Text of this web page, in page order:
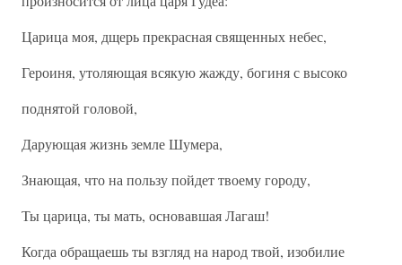
Царица моя, дщерь прекрасная священных небес,
Героиня, утоляющая всякую жажду, богиня с высоко
поднятой головой,
Дарующая жизнь земле Шумера,
Знающая, что на пользу пойдет твоему городу,
Ты царица, ты мать, основавшая Лагаш!
Когда обращаешь ты взгляд на народ твой, изобилие